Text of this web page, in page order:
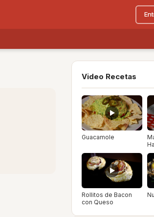
Video Recetas
Guacamole
Rollitos de Bacon
con Queso